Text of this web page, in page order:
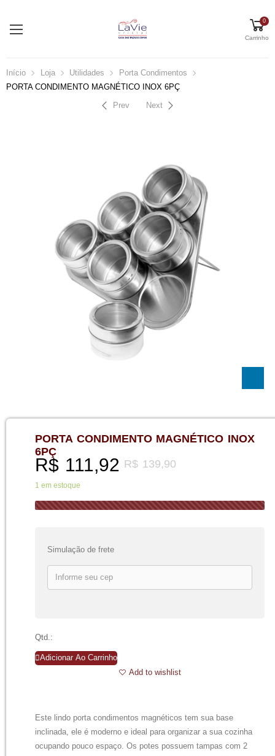
0
Carrinho
Início Loja Utilidades
Porta Condimentos
PORTA CONDIMENTO MAGNÉTICO INOX 6PÇ
Prev Next
PORTA CONDIMENTO MAGNÉTICO INOX
6PÇ
R$139,90
R$111,92
1 em estoque
Simulação de frete
Qtd.:
Adicionar Ao Carrinho
Add to wishlist
Este lindo porta condimentos magnéticos tem sua base
inclinada, ele é moderno e ideal para organizar a sua cozinha
ocupando pouco espaço. Os potes possuem tampas com 2